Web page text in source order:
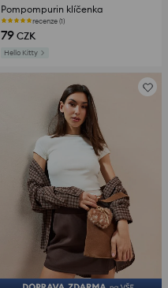
Pompompurin klíčenka
recenze (1)
79 CZK
Hello Kitty